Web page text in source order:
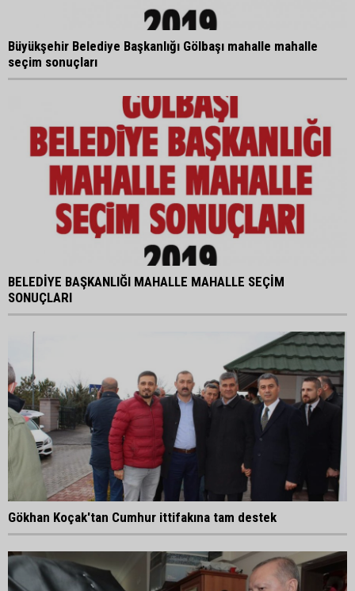
Büyükşehir Belediye Başkanlığı Gölbaşı mahalle mahalle
seçim sonuçları
BELEDİYE BAŞKANLIĞI MAHALLE MAHALLE SEÇİM
SONUÇLARI
Gökhan Koçak'tan Cumhur ittifakına tam destek